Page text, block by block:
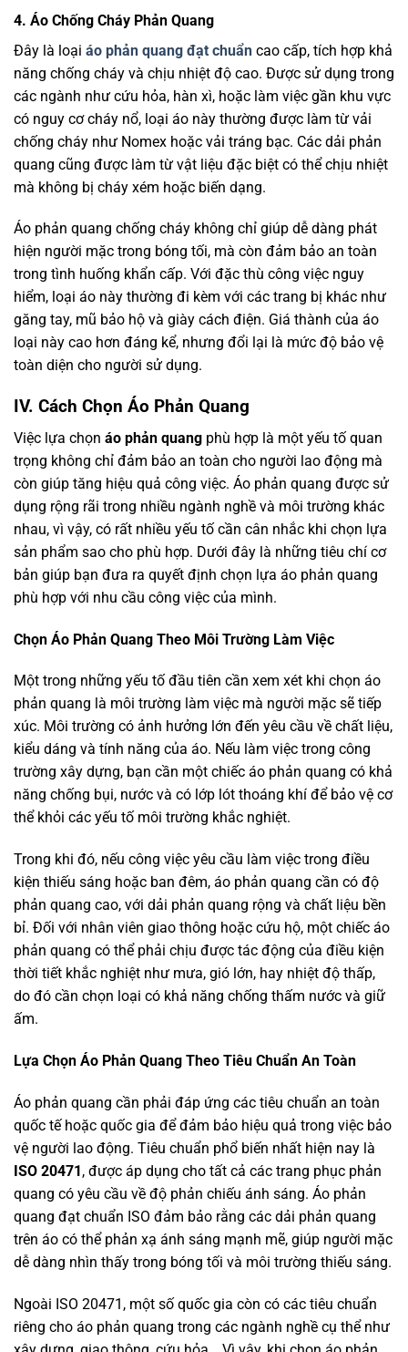
4. Áo Chống Cháy Phản Quang
Đây là loại áo phản quang đạt chuẩn cao cấp, tích hợp khả
năng chống cháy và chịu nhiệt độ cao. Được sử dụng trong
các ngành như cứu hỏa, hàn xì, hoặc làm việc gần khu vực
có nguy cơ cháy nổ, loại áo này thường được làm từ vải
chống cháy như Nomex hoặc vải tráng bạc. Các dải phản
quang cũng được làm từ vật liệu đặc biệt có thể chịu nhiệt
mà không bị cháy xém hoặc biến dạng.
Áo phản quang chống cháy không chỉ giúp dễ dàng phát
hiện người mặc trong bóng tối, mà còn đảm bảo an toàn
trong tình huống khẩn cấp. Với đặc thù công việc nguy
hiểm, loại áo này thường đi kèm với các trang bị khác như
găng tay, mũ bảo hộ và giày cách điện. Giá thành của áo
loại này cao hơn đáng kể, nhưng đổi lại là mức độ bảo vệ
toàn diện cho người sử dụng.
IV. Cách Chọn Áo Phản Quang
Việc lựa chọn áo phản quang phù hợp là một yếu tố quan
trọng không chỉ đảm bảo an toàn cho người lao động mà
còn giúp tăng hiệu quả công việc. Áo phản quang được sử
dụng rộng rãi trong nhiều ngành nghề và môi trường khác
nhau, vì vậy, có rất nhiều yếu tố cần cân nhắc khi chọn lựa
sản phẩm sao cho phù hợp. Dưới đây là những tiêu chí cơ
bản giúp bạn đưa ra quyết định chọn lựa áo phản quang
phù hợp với nhu cầu công việc của mình.
Chọn Áo Phản Quang Theo Môi Trường Làm Việc
Một trong những yếu tố đầu tiên cần xem xét khi chọn áo
phản quang là môi trường làm việc mà người mặc sẽ tiếp
xúc. Môi trường có ảnh hưởng lớn đến yêu cầu về chất liệu,
kiểu dáng và tính năng của áo. Nếu làm việc trong công
trường xây dựng, bạn cần một chiếc áo phản quang có khả
năng chống bụi, nước và có lớp lót thoáng khí để bảo vệ cơ
thể khỏi các yếu tố môi trường khắc nghiệt.
Trong khi đó, nếu công việc yêu cầu làm việc trong điều
kiện thiếu sáng hoặc ban đêm, áo phản quang cần có độ
phản quang cao, với dải phản quang rộng và chất liệu bền
bỉ. Đối với nhân viên giao thông hoặc cứu hộ, một chiếc áo
phản quang có thể phải chịu được tác động của điều kiện
thời tiết khắc nghiệt như mưa, gió lớn, hay nhiệt độ thấp,
do đó cần chọn loại có khả năng chống thấm nước và giữ
ấm.
Lựa Chọn Áo Phản Quang Theo Tiêu Chuẩn An Toàn
Áo phản quang cần phải đáp ứng các tiêu chuẩn an toàn
quốc tế hoặc quốc gia để đảm bảo hiệu quả trong việc bảo
vệ người lao động. Tiêu chuẩn phổ biến nhất hiện nay là
ISO 20471, được áp dụng cho tất cả các trang phục phản
quang có yêu cầu về độ phản chiếu ánh sáng. Áo phản
quang đạt chuẩn ISO đảm bảo rằng các dải phản quang
trên áo có thể phản xạ ánh sáng mạnh mẽ, giúp người mặc
dễ dàng nhìn thấy trong bóng tối và môi trường thiếu sáng.
Ngoài ISO 20471, một số quốc gia còn có các tiêu chuẩn
riêng cho áo phản quang trong các ngành nghề cụ thể như